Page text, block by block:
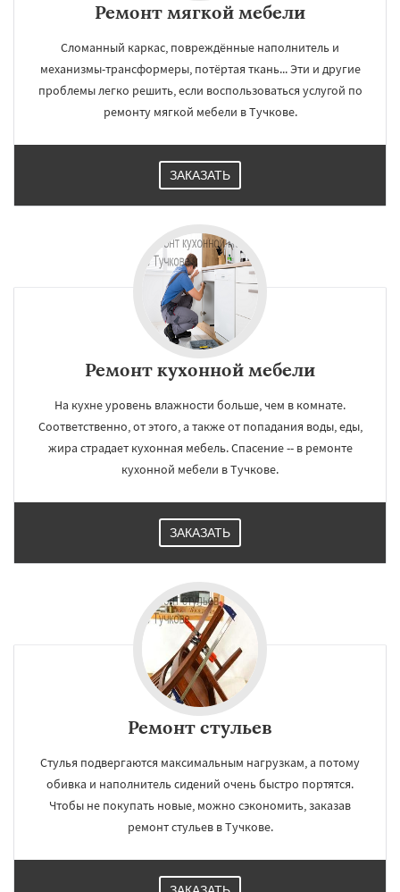
Ремонт мягкой мебели
Сломанный каркас, повреждённые наполнитель и
механизмы-трансформеры, потёртая ткань... Эти и другие
проблемы легко решить, если воспользоваться услугой по
ремонту мягкой мебели в Тучкове.
ЗАКАЗАТЬ
Ремонт кухонной мебели
На кухне уровень влажности больше, чем в комнате.
Соответственно, от этого, а также от попадания воды, еды,
жира страдает кухонная мебель. Спасение -- в ремонте
кухонной мебели в Тучкове.
ЗАКАЗАТЬ
Ремонт стульев
Стулья подвергаются максимальным нагрузкам, а потому
обивка и наполнитель сидений очень быстро портятся.
Чтобы не покупать новые, можно сэкономить, заказав
ремонт стульев в Тучкове.